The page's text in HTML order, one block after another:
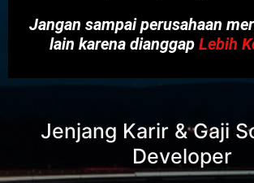
Jangan sampai perusahaan
lain karena dianggap Lebih
Jenjang Karir & Gaji
Developer